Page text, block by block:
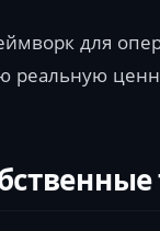
для
реальную